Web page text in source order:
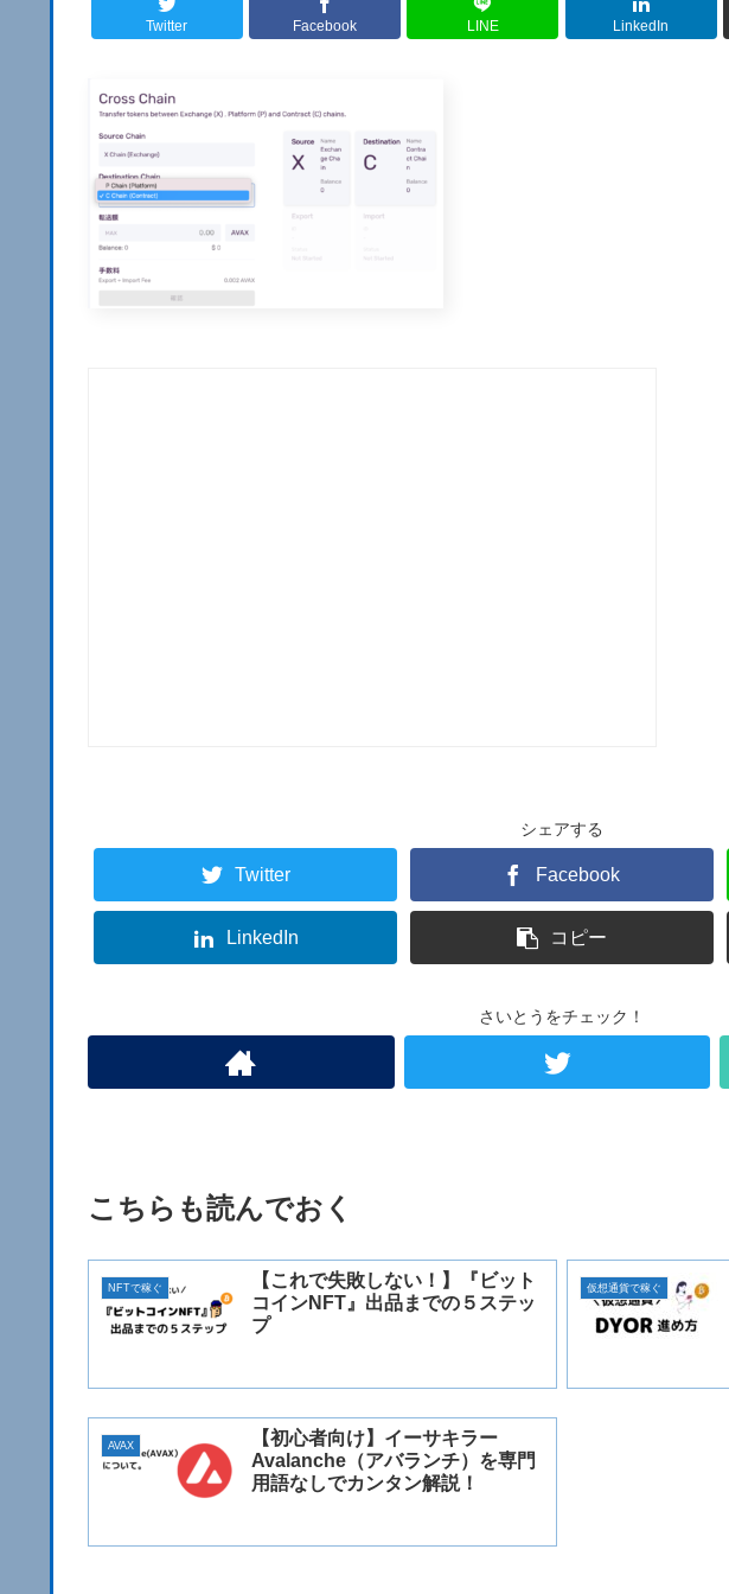
Twitter Facebook LINE LinkedIn
シェアする
Twitter Facebook
LinkedIn コピー
さいとうをチェック！
こちらも読んでおく
NFTで稼ぐ
【これで失敗しない！】『ビット
コインNFT』出品までの５ステッ
プ
仮想通貨で稼ぐ
AVAX
【初心者向け】イーサキラー
Avalanche（アバランチ）を専門
用語なしでカンタン解説！